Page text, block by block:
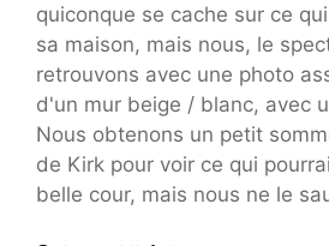
quiconque se cache sur ce
sa maison, mais nous, le
retrouvons avec une photo
d'un mur beige / blanc, avec
Nous obtenons un petit
de Kirk pour voir ce qui
belle cour, mais nous ne le